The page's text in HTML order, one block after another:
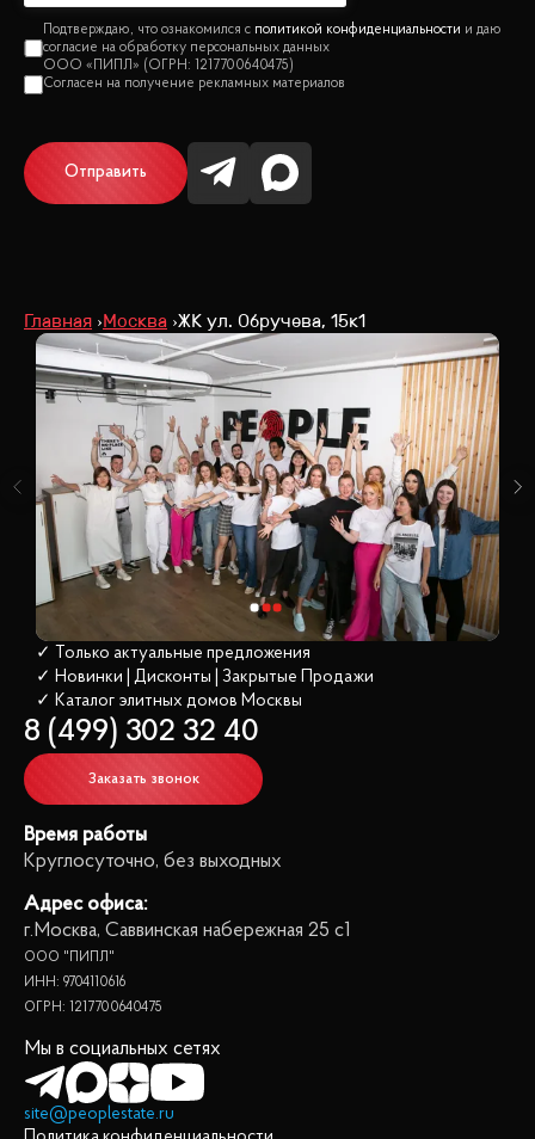
политикой конфиденциальности
Отправить
Главная Москва ЖК ул. Обручева, 15к1
✓ Только актуальные предложения
✓ Новинки | Дисконты | Закрытые Продажи
✓ Каталог элитных домов Москвы
8 (499) 302 32 40
Заказать звонок
Время работы
Круглосуточно, без выходных
Адрес офиса:
г.Москва, Саввинская набережная 25 с1
ООО "ПИПЛ"
ИНН: 9704110616
ОГРН: 1217700640475
Мы в социальных сетях
site@peoplestate.ru